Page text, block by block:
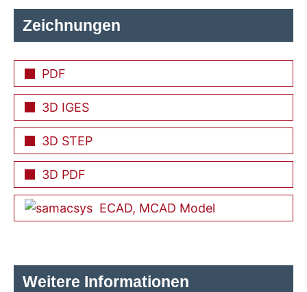
Zeichnungen
PDF
3D IGES
3D STEP
3D PDF
ECAD, MCAD Model
Weitere Informationen